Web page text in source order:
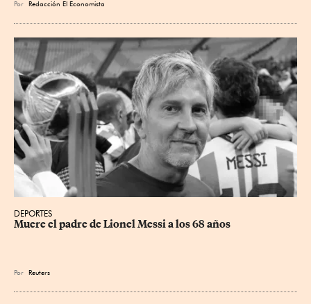
Por Redacción El Economista
DEPORTES
Muere el padre de Lionel Messi a los 68 años
Por Reuters